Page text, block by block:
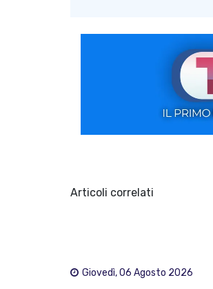
Articoli correlati
Giovedì, 06 Agosto 2026